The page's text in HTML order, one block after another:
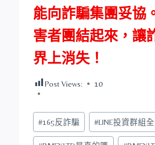
能向詐騙集團妥協
害者團結起來，讓
界上消失！
Post Views: 10
Post
Tags:
#165反詐騙 #LINE投資群組